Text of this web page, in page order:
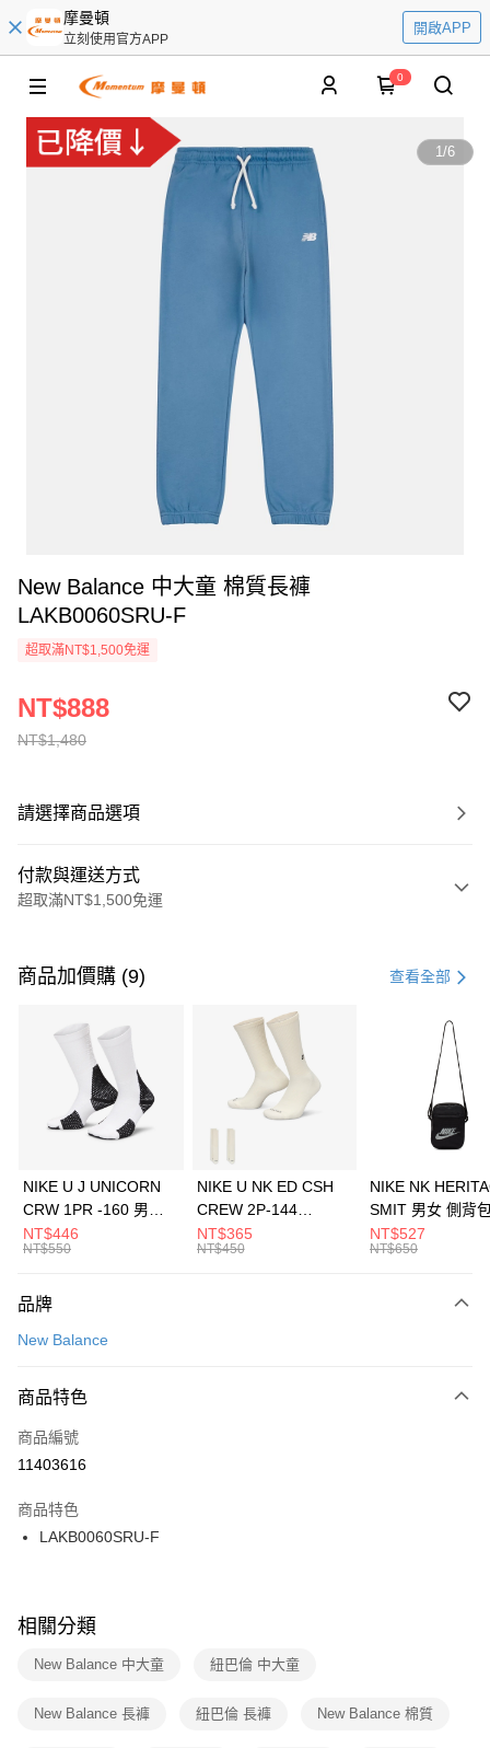
摩曼頓
立刻使用官方APP
開啟APP
0
1/6
New Balance 中大童 棉質長褲
LAKB0060SRU-F
超取滿NT$1,500免運
NT$1,480
NT$888
請選擇商品選項
付款與運送方式
超取滿NT$1,500免運
信用卡一次付款
3 期 0 利率 每期 21家銀行
合作金庫商業銀行
第一商業銀行
華南商業銀行
彰化商業銀行
上海商業儲蓄銀行
元大商業銀行
台灣樂天信用卡公司
Apple Pay
全盈+PAY
AFTEE先享後付
【關於「AFTEE先享後付」】
便利好安心！
３．安心：先確認商品／服務後，再付款。
【「AFTEE先享後付」結帳流程】
１．於結帳方式選擇「AFTEE先享後付」後，將跳轉至「AFTEE先享後付」
２．訂單成立數日內，您將收到繳費通知簡訊。
３．收到繳費通知簡訊後14天內，點擊此簡訊中的連結，可透過四大超商／
ATM／網路銀行／等多元方式進行付款，方視為交易完成。
※ 交易是否成功請以「AFTEE先享後付 」之結帳頁面顯示為準，若有關於
是否繳費成功／繳費後需取消欲退款等相關疑問，請聯繫「AFTEE先享後付
客戶支援中心」 https://netprotections.freshdesk.com/support/home
１．透過由恩沛科技股份有限公司提供之「AFTEE先享後付」服務完成之交
運送方式
每筆NT$100，滿NT$1,500(含以上)免運費
宅配
每筆NT$100，滿NT$1,500(含以上)免運費
付款後門市自取
每筆NT$100，滿NT$1,500(含以上)免運費
商品加價購 (9) 查看全部
NIKE U J UNICORN
CRW 1PR -160 男女
中統襪 FZ3393100
NT$446
NT$550
NIKE U NK ED CSH
CREW 2P-144
EMBRDY 男女 短統襪
FZ3073133
NT$365
NT$450
NIKE NK
SMIT 男女 側背
BA5871010
NT$527
NT$650
品牌
New Balance
商品特色
商品編號
11403616
商品特色
LAKB0060SRU-F
相關分類
New Balance 中大童 紐巴倫 中大童
New Balance 長褲 紐巴倫 長褲 New Balance 棉質